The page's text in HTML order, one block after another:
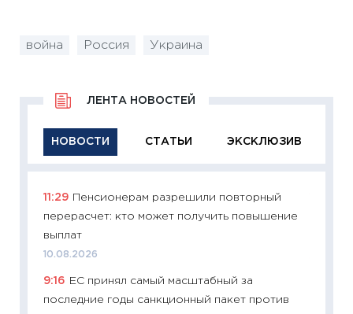
война Россия Украина
НОВОСТИ СТАТЬИ ЭКСКЛЮЗИВ
ЛЕНТА НОВОСТЕЙ
11:29 Пенсионерам разрешили повторный
перерасчет: кто может получить повышение
выплат
10.08.2026
9:16
ЕС принял самый масштабный за
последние годы санкционный пакет против